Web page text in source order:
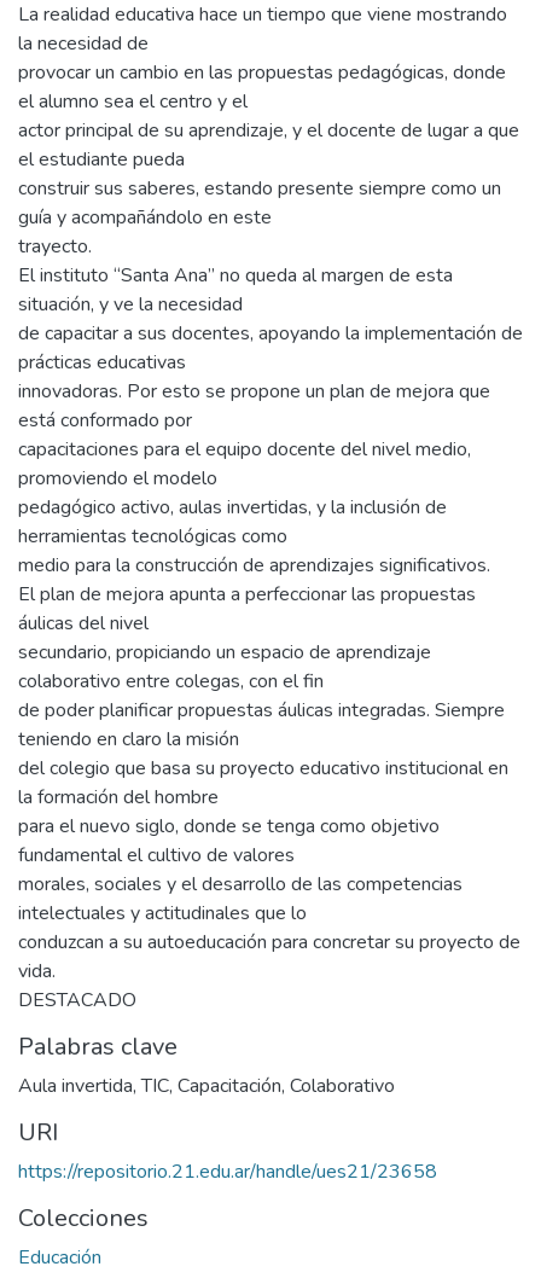
La realidad educativa hace un tiempo que viene mostrando
la necesidad de
provocar un cambio en las propuestas pedagógicas, donde
el alumno sea el centro y el
actor principal de su aprendizaje, y el docente de lugar a que
el estudiante pueda
construir sus saberes, estando presente siempre como un
guía y acompañándolo en este
trayecto.
El instituto “Santa Ana” no queda al margen de esta
situación, y ve la necesidad
de capacitar a sus docentes, apoyando la implementación de
prácticas educativas
innovadoras. Por esto se propone un plan de mejora que
está conformado por
capacitaciones para el equipo docente del nivel medio,
promoviendo el modelo
pedagógico activo, aulas invertidas, y la inclusión de
herramientas tecnológicas como
medio para la construcción de aprendizajes significativos.
El plan de mejora apunta a perfeccionar las propuestas
áulicas del nivel
secundario, propiciando un espacio de aprendizaje
colaborativo entre colegas, con el fin
de poder planificar propuestas áulicas integradas. Siempre
teniendo en claro la misión
del colegio que basa su proyecto educativo institucional en
la formación del hombre
para el nuevo siglo, donde se tenga como objetivo
fundamental el cultivo de valores
morales, sociales y el desarrollo de las competencias
intelectuales y actitudinales que lo
conduzcan a su autoeducación para concretar su proyecto de
vida.
DESTACADO
Palabras clave
Aula invertida,TIC, Capacitación, Colaborativo
URI
https://repositorio.21.edu.ar/handle/ues21/23658
Colecciones
Educación